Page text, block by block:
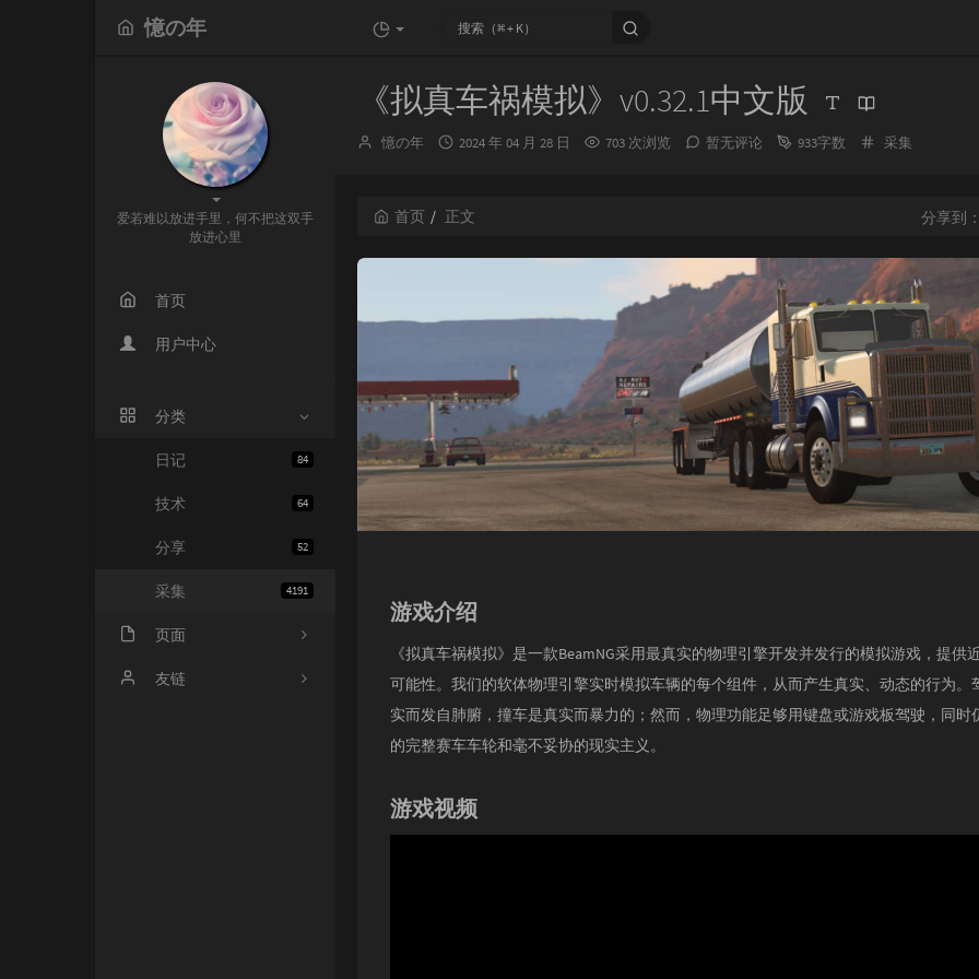
憶の年
爱若难以放进手里，何不把这双手
放进心里
首页
用户中心
分类
84
日记
64
技术
52
分享
4191
采集
页面
会员中心
友链
《拟真车祸模拟》v0.32.1中文版
博
憶の年
发
2024 年 04 月 28 日 703 次浏览 暂无评论 933字数
分
采集
首页 正文 分享到
游戏介绍
《拟真车祸模拟》是一款BeamNG采用最真实的物理引擎开发并发行的模拟游戏，提供
可能性。我们的软体物理引擎实时模拟车辆的每个组件，从而产生真实、动态的行为。
实而发自肺腑，撞车是真实而暴力的；然而，物理功能足够用键盘或游戏板驾驶，同时
的完整赛车车轮和毫不妥协的现实主义。
游戏视频